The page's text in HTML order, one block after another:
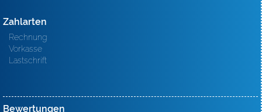
Zahlarten
Rechnung
Vorkasse
Lastschrift
Bewertungen